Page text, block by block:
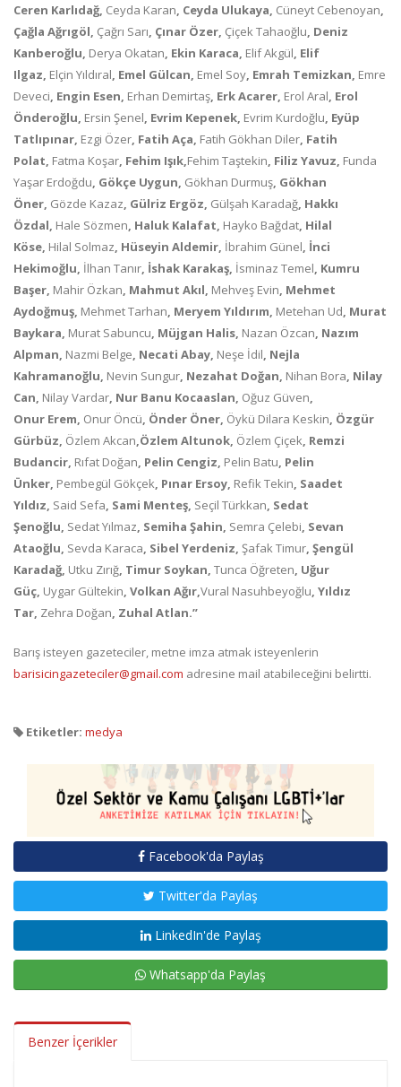
Ceren Karlıdağ, Ceyda Karan, Ceyda Ulukaya, Cüneyt Cebenoyan,
Çağla Ağrıgöl, Çağrı Sarı, Çınar Özer, Çiçek Tahaoğlu, Deniz
Kanberoğlu, Derya Okatan, Ekin Karaca, Elif Akgül, Elif
Ilgaz, Elçin Yıldıral, Emel Gülcan, Emel Soy, Emrah Temizkan, Emre
Deveci, Engin Esen, Erhan Demirtaş, Erk Acarer, Erol Aral, Erol
Önderoğlu, Ersin Şenel, Evrim Kepenek, Evrim Kurdoğlu, Eyüp
Tatlıpınar, Ezgi Özer, Fatih Aça, Fatih Gökhan Diler, Fatih
Polat, Fatma Koşar, Fehim Işık,Fehim Taştekin, Filiz Yavuz, Funda
Yaşar Erdoğdu, Gökçe Uygun, Gökhan Durmuş, Gökhan
Öner, Gözde Kazaz, Gülriz Ergöz, Gülşah Karadağ, Hakkı
Özdal, Hale Sözmen, Haluk Kalafat, Hayko Bağdat, Hilal
Köse, Hilal Solmaz, Hüseyin Aldemir, İbrahim Günel, İnci
Hekimoğlu, İlhan Tanır, İshak Karakaş, İsminaz Temel, Kumru
Başer, Mahir Özkan, Mahmut Akıl, Mehveş Evin, Mehmet
Aydoğmuş, Mehmet Tarhan, Meryem Yıldırım, Metehan Ud, Murat
Baykara, Murat Sabuncu, Müjgan Halis, Nazan Özcan, Nazım
Alpman, Nazmi Belge, Necati Abay, Neşe İdil, Nejla
Kahramanoğlu, Nevin Sungur, Nezahat Doğan, Nihan Bora, Nilay
Can, Nilay Vardar, Nur Banu Kocaaslan, Oğuz Güven,
Onur Erem, Onur Öncü, Önder Öner, Öykü Dilara Keskin, Özgür
Gürbüz, Özlem Akcan,Özlem Altunok, Özlem Çiçek, Remzi
Budancir, Rıfat Doğan, Pelin Cengiz, Pelin Batu, Pelin
Ünker, Pembegül Gökçek, Pınar Ersoy, Refik Tekin, Saadet
Yıldız, Said Sefa, Sami Menteş, Seçil Türkkan, Sedat
Şenoğlu, Sedat Yılmaz, Semiha Şahin, Semra Çelebi, Sevan
Ataoğlu, Sevda Karaca, Sibel Yerdeniz, Şafak Timur, Şengül
Karadağ, Utku Zırığ, Timur Soykan, Tunca Öğreten, Uğur
Güç, Uygar Gültekin, Volkan Ağır,Vural Nasuhbeyoğlu, Yıldız
Tar, Zehra Doğan, Zuhal Atlan.”
Barış isteyen gazeteciler, metne imza atmak isteyenlerin
barisicingazeteciler@gmail.com adresine mail atabileceğini belirtti.
Etiketler: medya
Facebook'da Paylaş
Twitter'da Paylaş
LinkedIn'de Paylaş
Whatsapp'da Paylaş
Benzer İçerikler